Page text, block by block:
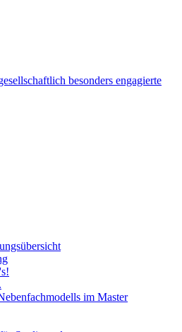
besonders engagierte
im Master